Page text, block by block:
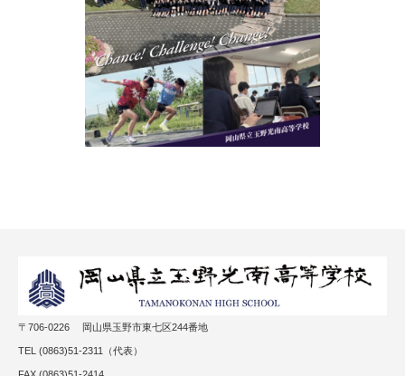
〒706-0226 岡山県玉野市東七区244番地
TEL (0863)51-2311（代表）
FAX (0863)51-2414